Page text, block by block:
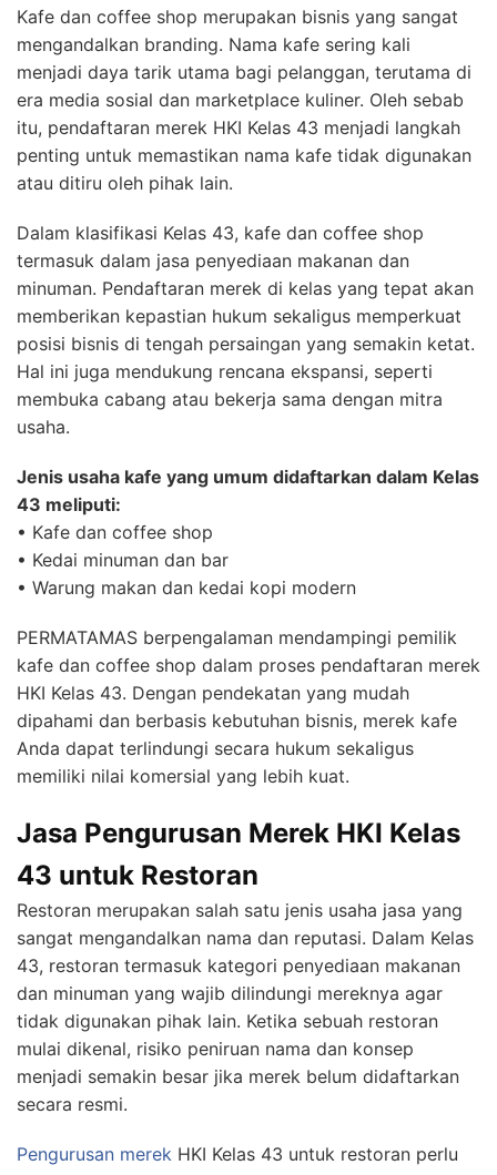
Kafe dan coffee shop merupakan bisnis yang sangat
mengandalkan branding. Nama kafe sering kali
menjadi daya tarik utama bagi pelanggan, terutama di
era media sosial dan marketplace kuliner. Oleh sebab
itu, pendaftaran merek HKI Kelas 43 menjadi langkah
penting untuk memastikan nama kafe tidak digunakan
atau ditiru oleh pihak lain.
Dalam klasifikasi Kelas 43, kafe dan coffee shop
termasuk dalam jasa penyediaan makanan dan
minuman. Pendaftaran merek di kelas yang tepat akan
memberikan kepastian hukum sekaligus memperkuat
posisi bisnis di tengah persaingan yang semakin ketat.
Hal ini juga mendukung rencana ekspansi, seperti
membuka cabang atau bekerja sama dengan mitra
usaha.
Jenis usaha kafe yang umum didaftarkan dalam Kelas
43 meliputi:
• Kafe dan coffee shop
• Kedai minuman dan bar
• Warung makan dan kedai kopi modern
PERMATAMAS berpengalaman mendampingi pemilik
kafe dan coffee shop dalam proses pendaftaran merek
HKI Kelas 43. Dengan pendekatan yang mudah
dipahami dan berbasis kebutuhan bisnis, merek kafe
Anda dapat terlindungi secara hukum sekaligus
memiliki nilai komersial yang lebih kuat.
Jasa Pengurusan Merek HKI Kelas
43 untuk Restoran
Restoran merupakan salah satu jenis usaha jasa yang
sangat mengandalkan nama dan reputasi. Dalam Kelas
43, restoran termasuk kategori penyediaan makanan
dan minuman yang wajib dilindungi mereknya agar
tidak digunakan pihak lain. Ketika sebuah restoran
mulai dikenal, risiko peniruan nama dan konsep
menjadi semakin besar jika merek belum didaftarkan
secara resmi.
Pengurusan merek HKI Kelas 43 untuk restoran perlu